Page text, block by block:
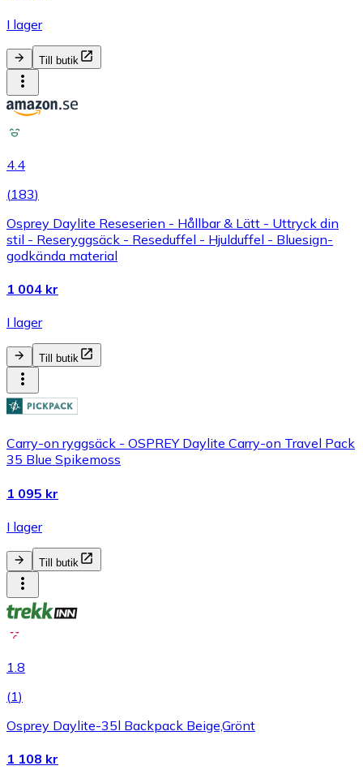
I lager
Till butik
4.4
(183)
Osprey Daylite Reseserien - Hållbar & Lätt - Uttryck din
stil - Reseryggsäck - Reseduffel - Hjulduffel - Bluesign-
godkända material
1 004 kr
I lager
Till butik
Carry-on ryggsäck - OSPREY Daylite Carry-on Travel Pack
35 Blue Spikemoss
1 095 kr
I lager
Till butik
1.8
(1)
Osprey Daylite-35l Backpack Beige,Grönt
1 108 kr